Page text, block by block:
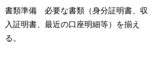
書類準備 必要な書類（身分証明書、収
入証明書、最近の口座明細等）を揃え
る。